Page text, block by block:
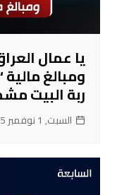
يا عمال
ومبالغ
ربة البيت
السبت, 1 نوفمبر 2025, 23:39